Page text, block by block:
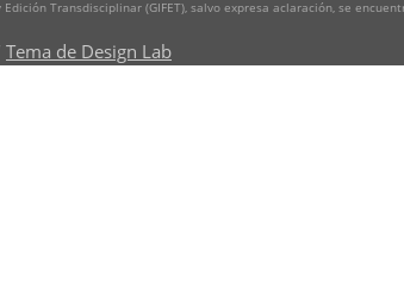
Transdisciplinar (GIFET), salvo expresa aclaración, se
Tema de Design Lab